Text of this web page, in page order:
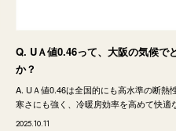
Q. UＡ値0.46って、大阪の気候で
か？
A. UＡ値0.46は全国的にも高水準の断熱
寒さにも強く、冷暖房効率を高めて快
2025.10.11